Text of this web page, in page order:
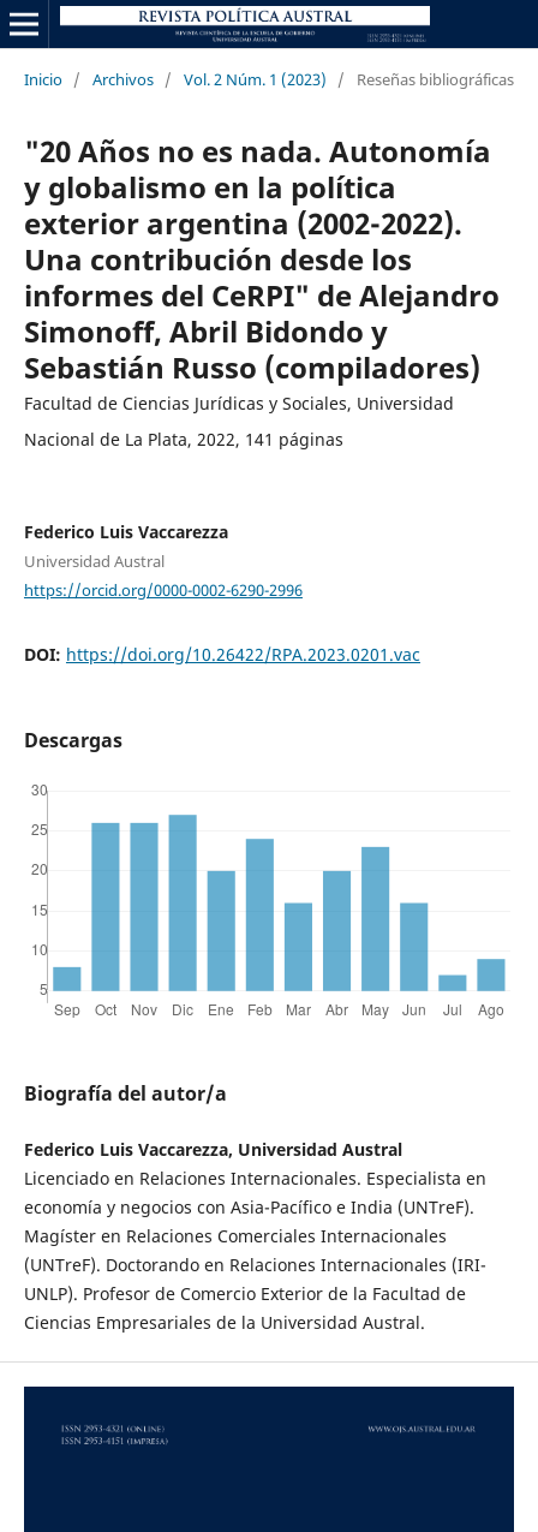
Inicio / Archivos / Vol. 2 Núm. 1 (2023) / Reseñas bibliográficas
"20 Años no es nada. Autonomía
y globalismo en la política
exterior argentina (2002-2022).
Una contribución desde los
informes del CeRPI" de Alejandro
Simonoff, Abril Bidondo y
Sebastián Russo (compiladores)
Facultad de Ciencias Jurídicas y Sociales, Universidad
Nacional de La Plata, 2022, 141 páginas
Federico Luis Vaccarezza
Universidad Austral
https://orcid.org/0000-0002-6290-2996
DOI: https://doi.org/10.26422/RPA.2023.0201.vac
Descargas
Biografía del autor/a
Federico Luis Vaccarezza, Universidad Austral
Licenciado en Relaciones Internacionales. Especialista en
economía y negocios con Asia-Pacífico e India (UNTreF).
Magíster en Relaciones Comerciales Internacionales
(UNTreF). Doctorando en Relaciones Internacionales (IRI-
UNLP). Profesor de Comercio Exterior de la Facultad de
Ciencias Empresariales de la Universidad Austral.